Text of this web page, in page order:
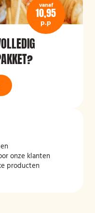
vanaf
10,95
p.p
onze klanten
producten